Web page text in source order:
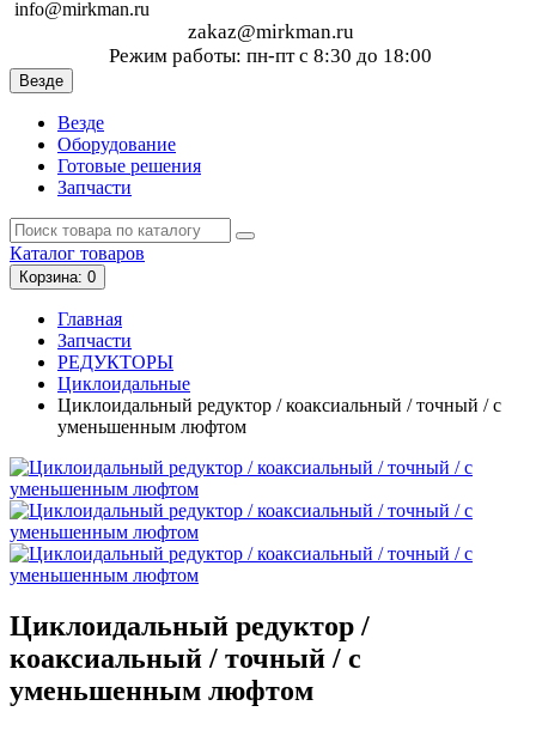
info@mirkman.ru
zakaz@mirkman.ru
Режим работы: пн-пт с 8:30 до 18:00
Везде
Везде
Оборудование
Готовые решения
Запчасти
Каталог товаров
Корзина: 0
Главная
Запчасти
РЕДУКТОРЫ
Циклоидальные
Циклоидальный редуктор / коаксиальный / точный / с
уменьшенным люфтом
Циклоидальный редуктор /
коаксиальный / точный / с
уменьшенным люфтом